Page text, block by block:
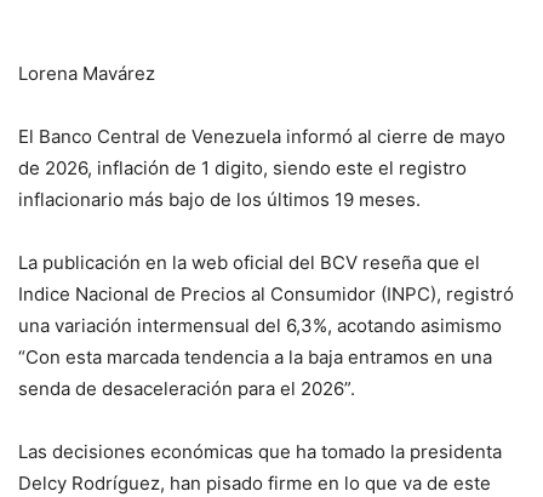
Lorena Mavárez
El Banco Central de Venezuela informó al cierre de mayo
de 2026, inflación de 1 digito, siendo este el registro
inflacionario más bajo de los últimos 19 meses.
La publicación en la web oficial del BCV reseña que el
Indice Nacional de Precios al Consumidor (INPC), registró
una variación intermensual del 6,3%, acotando asimismo
“Con esta marcada tendencia a la baja entramos en una
senda de desaceleración para el 2026”.
Las decisiones económicas que ha tomado la presidenta
Delcy Rodríguez, han pisado firme en lo que va de este